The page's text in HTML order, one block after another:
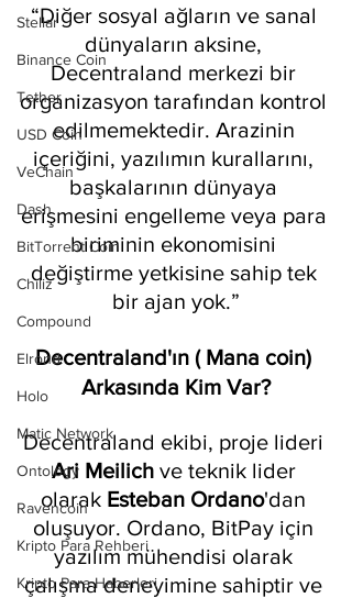
Stellar
Binance Coin
Tether
USD Coin
VeChain
Dash
BitTorrent Coin
Chiliz
Compound
Elrond
Holo
Matic Network
Ontology
Ravencoin
Kripto Para Rehberi
Kripto Para Haberleri
“Diğer sosyal ağların ve sanal
dünyaların aksine,
Decentraland merkezi bir
organizasyon tarafından kontrol
edilmemektedir. Arazinin
içeriğini, yazılımın kurallarını,
başkalarının dünyaya
erişmesini engelleme veya para
biriminin ekonomisini
değiştirme yetkisine sahip tek
bir ajan yok.”
Decentraland'ın ( Mana coin)
Arkasında Kim Var?
Decentraland ekibi, proje lideri
Ari Meilich ve teknik lider
olarak Esteban Ordano'dan
oluşuyor. Ordano, BitPay için
yazılım mühendisi olarak
çalışma deneyimine sahiptir ve